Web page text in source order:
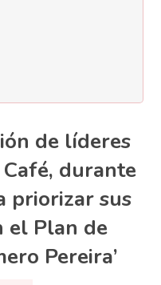
de líderes
durante
priorizar sus
el Plan de
Pereira’